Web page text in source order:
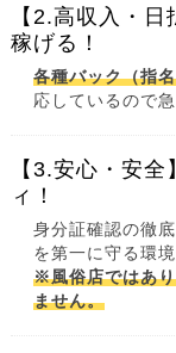
【2.高収入・
稼げる！
各種バック（指
応しているので
【3.安心・安
ィ！
身分証確認の徹
を第一に守る環
※風俗店ではあ
ません。